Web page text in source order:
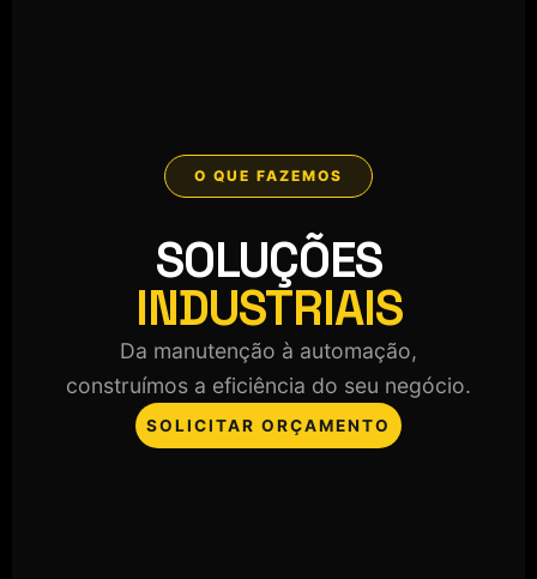
O QUE FAZEMOS
SOLUÇÕES
INDUSTRIAIS
Da manutenção à automação,
construímos a eficiência do seu negócio.
SOLICITAR ORÇAMENTO